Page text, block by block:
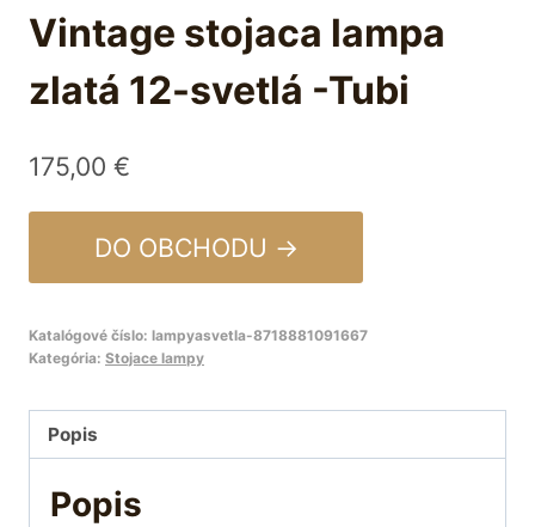
Vintage stojaca lampa
zlatá 12-svetlá -Tubi
175,00 €
DO OBCHODU →
Katalógové číslo: lampyasvetla-8718881091667
Kategória: Stojace lampy
Popis
Popis